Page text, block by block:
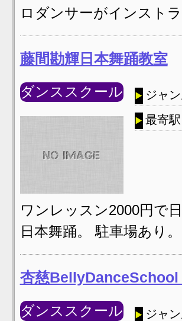
ロダンサーがインスト
藤間勘輝日本舞踊教室
ダンススクール ジャ
最寄駅
ワンレッスン2000円で
日本舞踊。 駐車場あり
杏慈BellyDanceSchool
ダンススクール ジャ